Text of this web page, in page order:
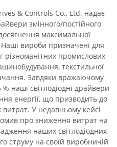
& Controls Co., Ltd. надає
змінного/постійного
максимальної
Наші вироби призначені для
різноманітних промислових
текстильної
Завдяки вражаючому
% наші світлодіодні драйвери
енергії, що призводить до
У недавньому кейсі
про зниження витрат на
наших світлодіодних
струму на своїй виробничій